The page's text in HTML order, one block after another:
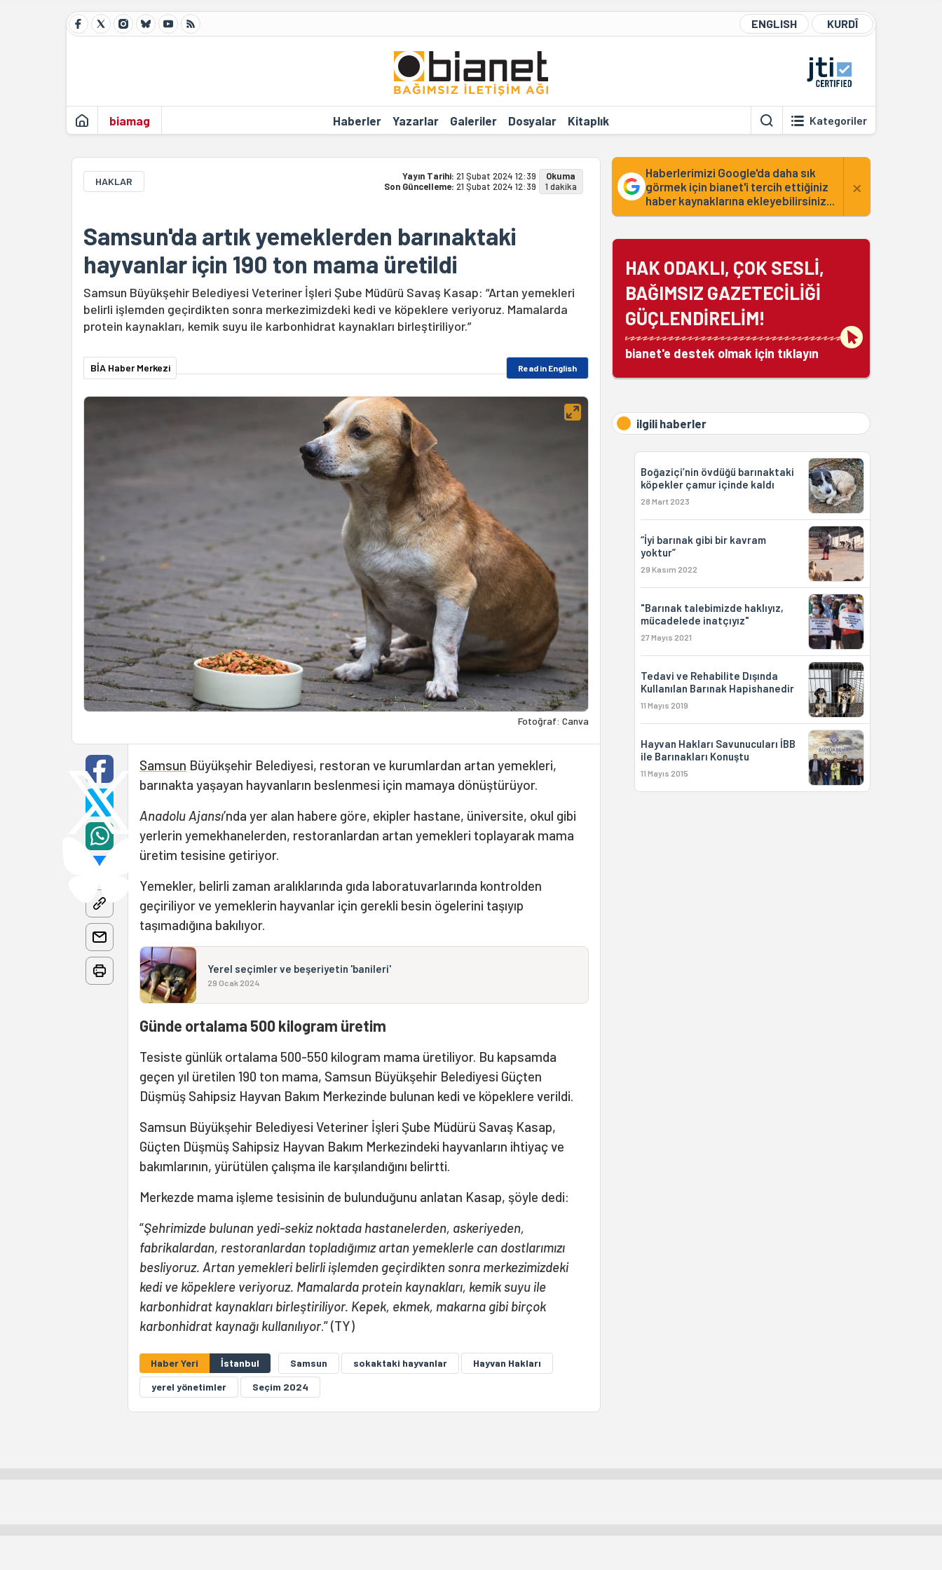
ENGLISH KURDÎ
biamag Haberler Yazarlar Galeriler Dosyalar Kitaplık Kategoriler
HAKLAR Yayın Tarihi: 21 Şubat 2024 12:39
Son Güncelleme: 21 Şubat 2024 12:39
Okuma
1 dakika
Samsun'da artık yemeklerden barınaktaki
hayvanlar için 190 ton mama üretildi
Samsun Büyükşehir Belediyesi Veteriner İşleri Şube Müdürü Savaş Kasap: “Artan yemekleri
belirli işlemden geçirdikten sonra merkezimizdeki kedi ve köpeklere veriyoruz. Mamalarda
protein kaynakları, kemik suyu ile karbonhidrat kaynakları birleştiriliyor.”
BİA Haber Merkezi Read in English
Fotoğraf: Canva
Samsun Büyükşehir Belediyesi, restoran ve kurumlardan artan yemekleri,
barınakta yaşayan hayvanların beslenmesi için mamaya dönüştürüyor.
Anadolu Ajansı’nda yer alan habere göre, ekipler hastane, üniversite, okul gibi
yerlerin yemekhanelerden, restoranlardan artan yemekleri toplayarak mama
üretim tesisine getiriyor.
Yemekler, belirli zaman aralıklarında gıda laboratuvarlarında kontrolden
geçiriliyor ve yemeklerin hayvanlar için gerekli besin ögelerini taşıyıp
taşımadığına bakılıyor.
Yerel seçimler ve beşeriyetin 'banileri'
29 Ocak 2024
Günde ortalama 500 kilogram üretim
Tesiste günlük ortalama 500-550 kilogram mama üretiliyor. Bu kapsamda
geçen yıl üretilen 190 ton mama, Samsun Büyükşehir Belediyesi Güçten
Düşmüş Sahipsiz Hayvan Bakım Merkezinde bulunan kedi ve köpeklere verildi.
Samsun Büyükşehir Belediyesi Veteriner İşleri Şube Müdürü Savaş Kasap,
Güçten Düşmüş Sahipsiz Hayvan Bakım Merkezindeki hayvanların ihtiyaç ve
bakımlarının, yürütülen çalışma ile karşılandığını belirtti.
Merkezde mama işleme tesisinin de bulunduğunu anlatan Kasap, şöyle dedi:
“Şehrimizde bulunan yedi-sekiz noktada hastanelerden, askeriyeden,
fabrikalardan, restoranlardan topladığımız artan yemeklerle can dostlarımızı
besliyoruz. Artan yemekleri belirli işlemden geçirdikten sonra merkezimizdeki
kedi ve köpeklere veriyoruz. Mamalarda protein kaynakları, kemik suyu ile
karbonhidrat kaynakları birleştiriliyor. Kepek, ekmek, makarna gibi birçok
karbonhidrat kaynağı kullanılıyor.” (TY)
Haber Yeri İstanbul Samsun sokaktaki hayvanlar
Hayvan Hakları
yerel yönetimler
Seçim 2024
Haberlerimizi Google'da daha sık
görmek için bianet'i tercih ettiğiniz
haber kaynaklarına ekleyebilirsiniz...
×
HAK ODAKLI, ÇOK SESLİ,
BAĞIMSIZ GAZETECİLİĞİ
GÜÇLENDİRELİM!
bianet'e destek olmak için tıklayın
ilgili haberler
Boğaziçi’nin övdüğü barınaktaki
köpekler çamur içinde kaldı
28 Mart 2023
“İyi barınak gibi bir kavram
yoktur”
29 Kasım 2022
"Barınak talebimizde haklıyız,
mücadelede inatçıyız"
27 Mayıs 2021
Tedavi ve Rehabilite Dışında
Kullanılan Barınak Hapishanedir
11 Mayıs 2019
Hayvan Hakları Savunucuları İBB
ile Barınakları Konuştu
11 Mayıs 2015